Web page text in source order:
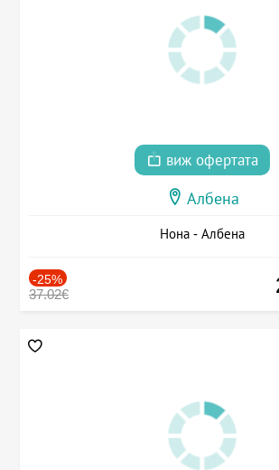
виж офертата
Албена
Нона - Албена
-25%
37.02€